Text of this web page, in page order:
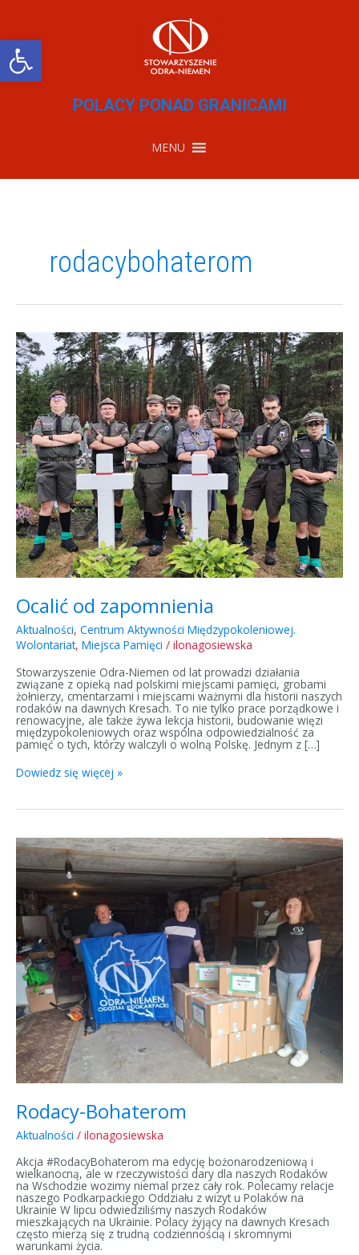
Otwórz pasek narzędzi
POLACY PONAD GRANICAMI
MENU
rodacybohaterom
Ocalić od zapomnienia
Aktualności, Centrum Aktywności Międzypokoleniowej.
Wolontariat, Miejsca Pamięci / ilonagosiewska
Stowarzyszenie Odra-Niemen od lat prowadzi działania
związane z opieką nad polskimi miejscami pamięci, grobami
żołnierzy, cmentarzami i miejscami ważnymi dla historii naszych
rodaków na dawnych Kresach. To nie tylko prace porządkowe i
renowacyjne, ale także żywa lekcja historii, budowanie więzi
międzypokoleniowych oraz wspólna odpowiedzialność za
pamięć o tych, którzy walczyli o wolną Polskę. Jednym z […]
Ocalić
od
zapomnienia
Dowiedz się więcej »
Rodacy-Bohaterom
Aktualności / ilonagosiewska
Akcja #RodacyBohaterom ma edycję bożonarodzeniową i
wielkanocną, ale w rzeczywistości dary dla naszych Rodaków
na Wschodzie wozimy niemal przez cały rok. Polecamy relacje
naszego Podkarpackiego Oddziału z wizyt u Polaków na
Ukrainie W lipcu odwiedziliśmy naszych Rodaków
mieszkających na Ukrainie. Polacy żyjący na dawnych Kresach
często mierzą się z trudną codziennością i skromnymi
warunkami życia.
Rodacy-
Bohaterom